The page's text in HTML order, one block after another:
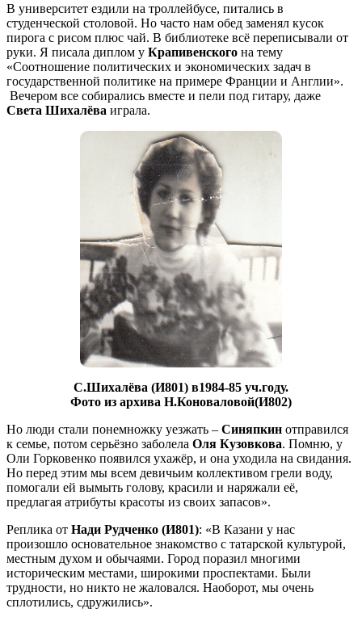
В университет ездили на троллейбусе, питались в
студенческой столовой. Но часто нам обед заменял кусок
пирога с рисом плюс чай. В библиотеке всё переписывали от
руки. Я писала диплом у Крапивенского на тему
«Соотношение политических и экономических задач в
государственной политике на примере Франции и Англии».
Вечером все собирались вместе и пели под гитару, даже
Света Шихалёва играла.
С.Шихалёва (И801) в1984-85 уч.году.
Фото из архива Н.Коноваловой(И802)
Но люди стали понемножку уезжать – Синяпкин отправился
к семье, потом серьёзно заболела Оля Кузовкова. Помню, у
Оли Горковенко появился ухажёр, и она уходила на свидания.
Но перед этим мы всем девичьим коллективом грели воду,
помогали ей вымыть голову, красили и наряжали её,
предлагая атрибуты красоты из своих запасов».
Реплика от Нади Рудченко (И801): «В Казани у нас
произошло основательное знакомство с татарской культурой,
местным духом и обычаями. Город поразил многими
историческим местами, широкими проспектами. Были
трудности, но никто не жаловался. Наоборот, мы очень
сплотились, сдружились».